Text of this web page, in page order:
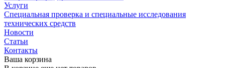
Услуги
Специальная проверка и специальные исследования
технических средств
Новости
Статьи
Контакты
Ваша корзина